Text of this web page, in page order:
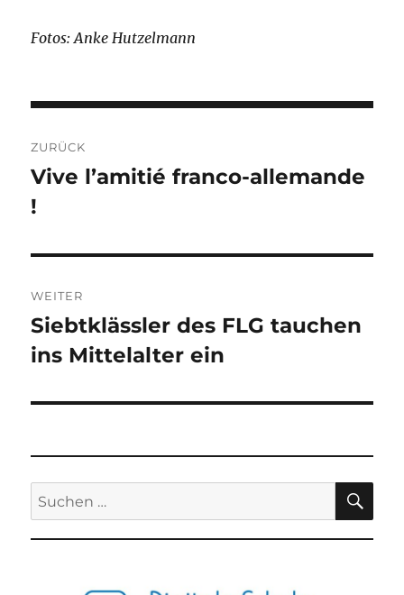
Fotos: Anke Hutzelmann
ZURÜCK
Vorheriger
Beitrag:
Vive l’amitié franco-allemande
!
WEITER
Nächster
Beitrag:
Siebtklässler des FLG tauchen
ins Mittelalter ein
Suchen
nach: